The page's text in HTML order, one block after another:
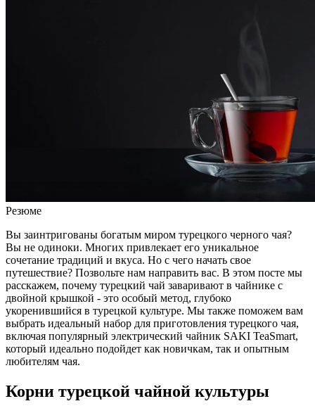
Резюме
Вы заинтригованы богатым миром турецкого черного чая?
Вы не одиноки. Многих привлекает его уникальное
сочетание традиций и вкуса. Но с чего начать свое
путешествие? Позвольте нам направить вас. В этом посте мы
расскажем, почему турецкий чай заваривают в чайнике с
двойной крышкой - это особый метод, глубоко
укоренившийся в турецкой культуре. Мы также поможем вам
выбрать идеальный набор для приготовления турецкого чая,
включая популярный электрический чайник SAKI TeaSmart,
который идеально подойдет как новичкам, так и опытным
любителям чая.
Корни турецкой чайной культуры